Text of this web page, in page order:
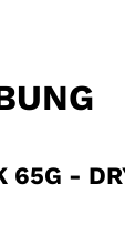
65G -